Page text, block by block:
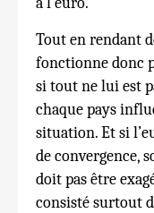
Tout en rendant
fonctionne donc
si tout ne lui est
chaque pays
situation. Et si
de convergence,
doit pas être
consisté surtout